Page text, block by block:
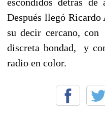
Después llegó
su decir cercano,
discreta bondad, y
radio en color.